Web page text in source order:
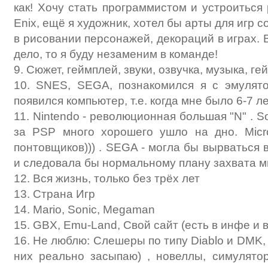
как! Хочу стать программистом и
Enix, ещё я художник, хотел бы арты для игр
в рисовании персонажей, декораций в
дело, то я буду незаменим в команде!
9. Сюжет, геймплей, звуки, озвучка, музыка,
10. SNES, SEGA, познакомился я с
появился компьютер, т.е. когда мне было 6-7
11. Nintendo - революционная большая "N" .
за PSP много хорошего ушло на дно.
понтовщиков))) . SEGA - могла бы вырваться
и следовала бы нормальному плану захвата
12. Вся жизнь, только без трёх лет
13. Страна Игр
14. Mario, Sonic, Megaman
15. GBX, Emu-Land, Свой сайт (есть в инфе и
16. Не люблю: Слешеры по типу Diablo и DMK,
них реально засыпаю) , новеллы,